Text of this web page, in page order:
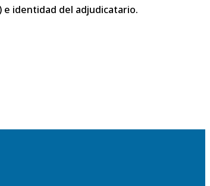
identidad del adjudicatario.